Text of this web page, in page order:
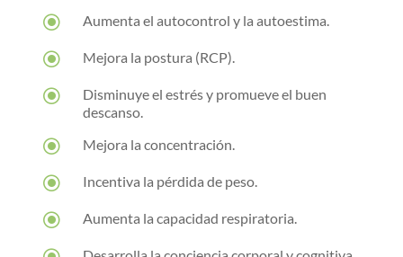
\ Aumenta el autocontrol y la autoestima.
\ Mejora la postura (RCP).
\
Disminuye el estrés y promueve el buen
descanso.
\ Mejora la concentración.
\ Incentiva la pérdida de peso.
\ Aumenta la capacidad respiratoria.